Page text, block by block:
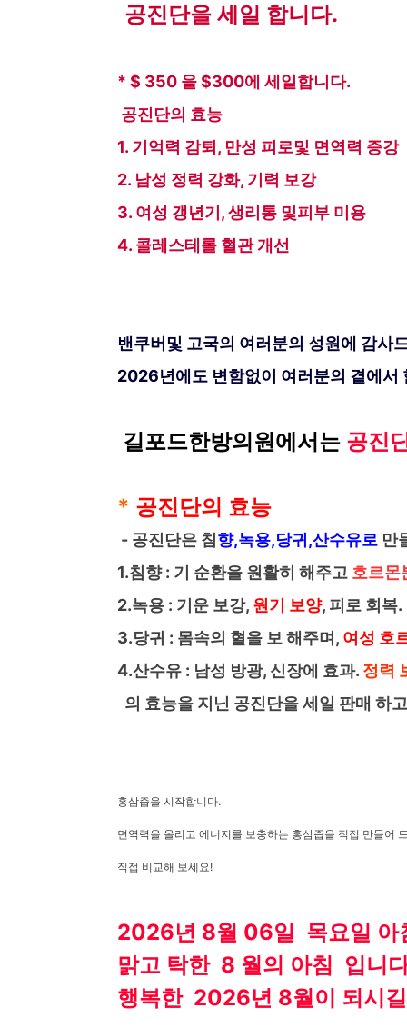
공진단을 세일 합니다.
* $ 350 을 $300에 세일합니다.
공진단의 효능
1. 기억력 감퇴, 만성 피로및 면역력 증강
2. 남성 정력 강화, 기력 보강
3. 여성 갱년기, 생리통 및피부 미용
4. 콜레스테롤 혈관 개선
밴쿠버및 고국의 여러분의 성원에 감사
2026년에도 변함없이 여러분의 곁에서
길포드한방의원에서는 공진
* 공진단의 효능
- 공진단은 침 향,녹용,당귀,산수유로 만
1.침향 : 기 순환을 원활히 해주고 호르몬
2.녹용 : 기운 보강, 원기 보양, 피로 회복.
3.당귀 : 몸속의 혈을 보 해주며, 여성 호
4.산수유 : 남성 방광, 신장에 효과. 정력
의 효능을 지닌 공진단을 세일 판매 하
홍삼즙을 시작합니다.
면역력을 올리고 에너지를 보충하는 홍삼즙을 직접 만들어
직접 비교해 보세요!
2026년 8월 06일 목요일 아
맑고 탁한 8 월의 아침 입니
행복한 2026년 8월이 되시